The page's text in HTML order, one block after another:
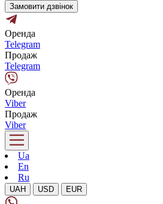
Замовити дзвінок
Оренда
Telegram
Продаж
Telegram
Оренда
Viber
Продаж
Viber
Ua
En
Ru
UAH USD EUR